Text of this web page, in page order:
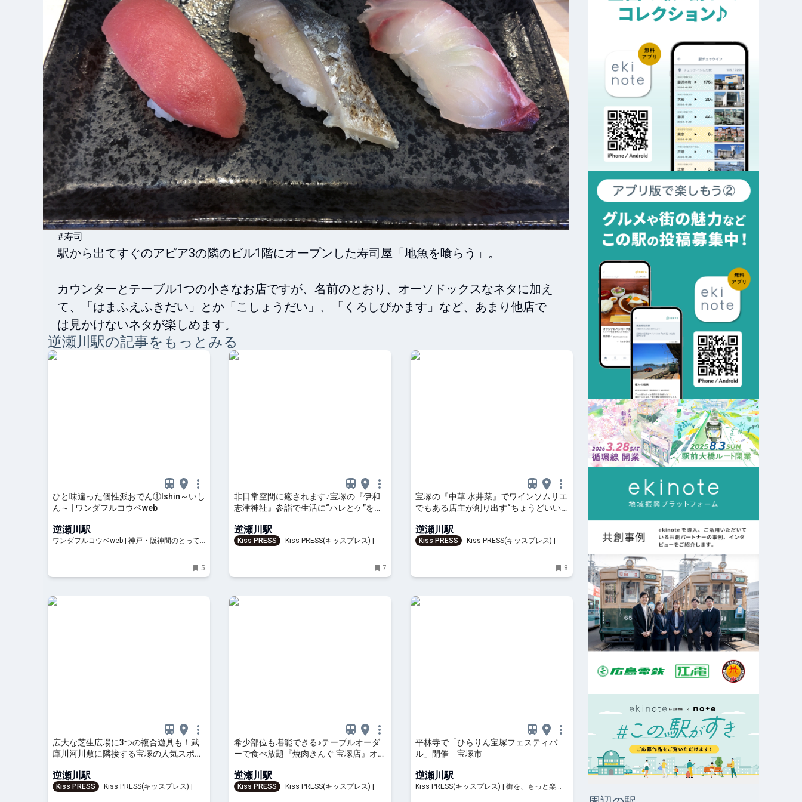
#寿司
駅から出てすぐのアピア3の隣のビル1階にオープンした寿司屋「地魚を喰らう」。
カウンターとテーブル1つの小さなお店ですが、名前のとおり、オーソドックスなネタに加え
て、「はまふえふきだい」とか「こしょうだい」、「くろしびかます」など、あまり他店で
は見かけないネタが楽しめます。
逆瀬川駅の記事をもっとみる
ひと味違った個性派おでん①Ishin～いし
ん～ | ワンダフルコウベweb
逆瀬川駅
ワンダフルコウベweb | 神戸・阪神間のとって
5
非日常空間に癒されます♪宝塚の『伊和
志津神社』参詣で生活に“ハレとケ”を取
逆瀬川駅
Kiss PRESS
Kiss PRESS(キッスプレス) | 街
7
宝塚の『中華 水井菜』でワインソムリエ
でもある店主が創り出す“ちょうどいい
逆瀬川駅
Kiss PRESS
Kiss PRESS(キッスプレス) | 街
8
広大な芝生広場に3つの複合遊具も！武
庫川河川敷に隣接する宝塚の人気スポッ
逆瀬川駅
Kiss PRESS
Kiss PRESS(キッスプレス) | 街
希少部位も堪能できる♪テーブルオーダ
ーで食べ放題『焼肉きんぐ 宝塚店』オー
逆瀬川駅
Kiss PRESS
Kiss PRESS(キッスプレス) | 街
平林寺で「ひらりん宝塚フェスティバ
ル」開催 宝塚市
逆瀬川駅
Kiss PRESS(キッスプレス) | 街を、もっと楽し